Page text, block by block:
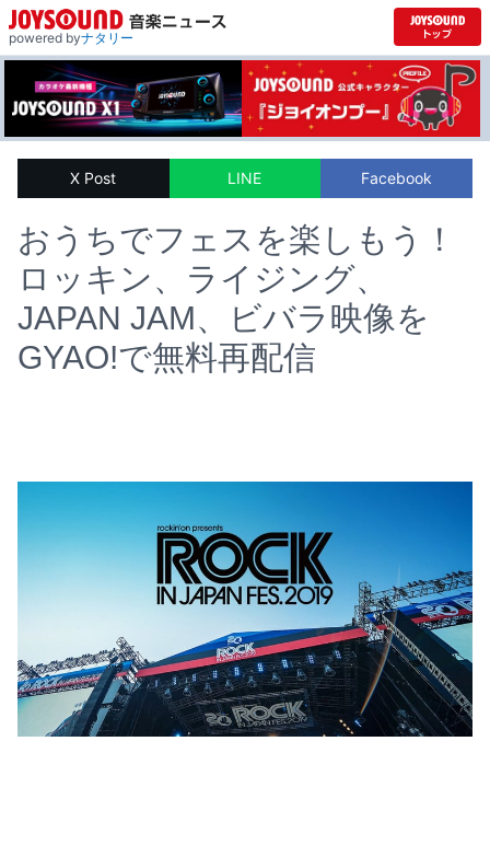
powered byナタリー
X Post LINE Facebook
おうちでフェスを楽しもう！
ロッキン、ライジング、
JAPAN JAM、ビバラ映像を
GYAO!で無料再配信